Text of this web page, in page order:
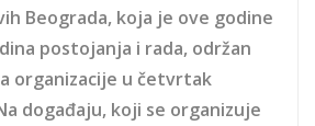
Beograda, koja je ove godine
postojanja i rada, održan
organizacije u četvrtak
događaju, koji se organizuje